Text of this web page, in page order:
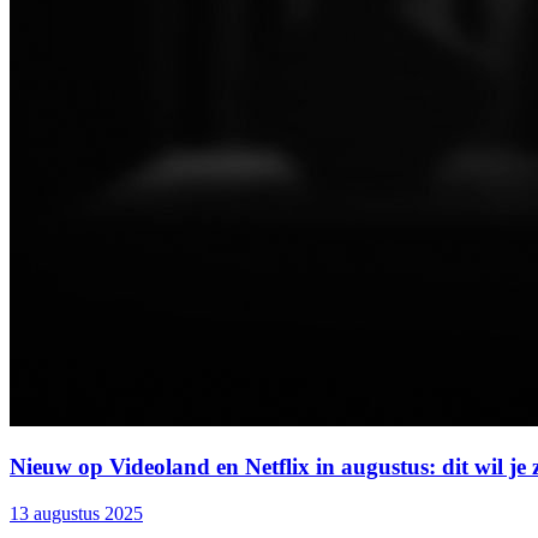
Nieuw op Videoland en Netflix in augustus: dit wil je
13 augustus 2025